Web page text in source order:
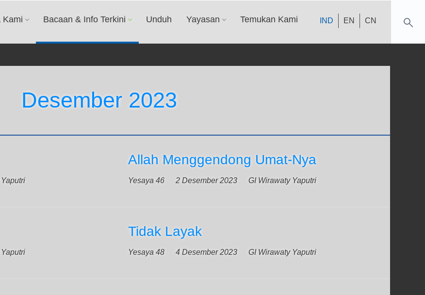
IND EN CN
Kami Bacaan & Info Terkini Unduh Yayasan Temukan Kami
Desember 2023
Allah Menggendong Umat-Nya
Yesaya 46 2 Desember 2023 GI Wirawaty Yaputri
Tidak Layak
Yesaya 48 4 Desember 2023 GI Wirawaty Yaputri